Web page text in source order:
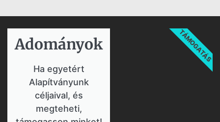
Adományok​
Ha egyetért
Alapítványunk
céljaival, és
megteheti,
TÁMOGATÁS